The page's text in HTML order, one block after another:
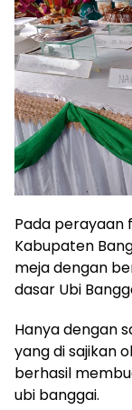
Pada perayaan
Kabupaten
meja dengan
dasar Ubi
Hanya dengan
yang di sajikan
berhasil
ubi banggai.